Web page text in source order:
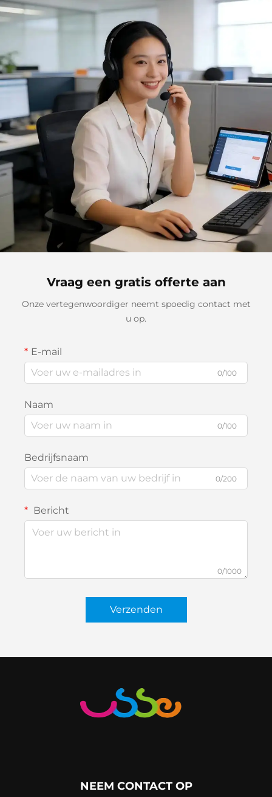
Vraag een gratis offerte aan
Onze vertegenwoordiger neemt spoedig contact met
u op.
E-mail
0/100
Naam
0/100
Bedrijfsnaam
0/200
Bericht
0/1000
Verzenden
NEEM CONTACT OP